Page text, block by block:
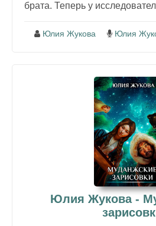
брата. Теперь у
Юлия Жукова Юлия
Юлия Жукова -